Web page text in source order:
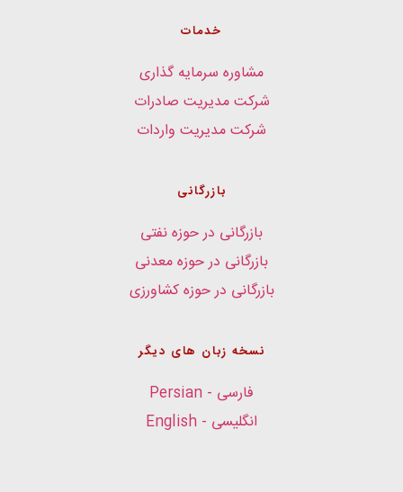
خدمات
مشاوره سرمایه گذاری
شرکت مدیریت صادرات
شرکت مدیریت واردات
بازرگانی
بازرگانی در حوزه نفتی
بازرگانی در حوزه معدنی
بازرگانی در حوزه کشاورزی
نسخه زبان های دیگر
فارسی - Persian
انگلیسی - English